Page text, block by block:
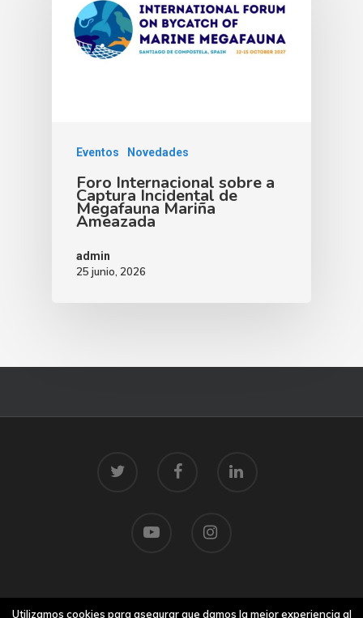
Eventos Novedades
Foro Internacional sobre a
Captura Incidental de
Megafauna Mariña
Ameazada
admin
25 junio, 2026
Utilizamos cookies para asegurar que damos la mejor experiencia al